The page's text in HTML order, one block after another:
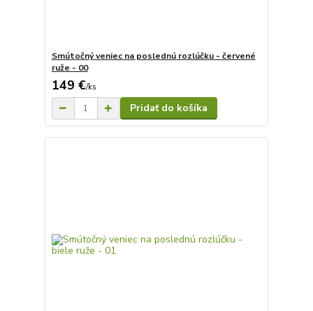
Smútočný veniec na poslednú rozlúčku - červené
ruže - 00
149 €/ks
Pridať do košíka